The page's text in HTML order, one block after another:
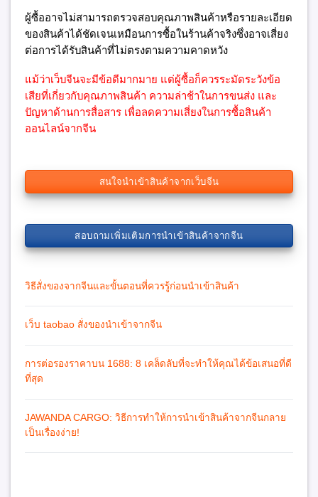
ผู้ซื้ออาจไม่สามารถตรวจสอบคุณภาพสินค้าหรือรายละเอียด
ของสินค้าได้ชัดเจนเหมือนการซื้อในร้านค้าจริงซึ่งอาจเสี่ยง
ต่อการได้รับสินค้าที่ไม่ตรงตามความคาดหวัง
แม้ว่าเว็บจีนจะมีข้อดีมากมาย แต่ผู้ซื้อก็ควรระมัดระวังข้อ
เสียที่เกี่ยวกับคุณภาพสินค้า ความล่าช้าในการขนส่ง และ
ปัญหาด้านการสื่อสาร เพื่อลดความเสี่ยงในการซื้อสินค้า
ออนไลน์จากจีน
สนใจนำเข้าสินค้าจากเว็บจีน
สอบถามเพิ่มเติมการนำเข้าสินค้าจากจีน
วิธีสั่งของจากจีนและขั้นตอนที่ควรรู้ก่อนนำเข้าสินค้า
เว็บ taobao สั่งของนำเข้าจากจีน
การต่อรองราคาบน 1688: 8 เคล็ดลับที่จะทำให้คุณได้ข้อเสนอที่ดี
ที่สุด
JAWANDA CARGO: วิธีการทำให้การนำเข้าสินค้าจากจีนกลาย
เป็นเรื่องง่าย!